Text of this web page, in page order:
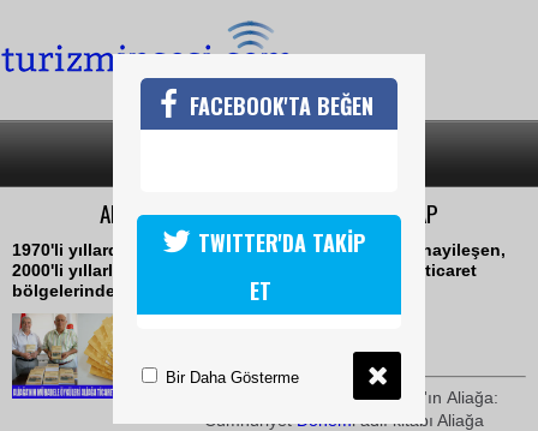
ALİAĞA TİCARET ODASINDAN YENİ KİTAP
1970'li yıllarda başlayıp ve 80-90'lı yıllarda hızla sanayileşen,
2000'li yıllarla birlikte Türkiye'nin en büyük sanayi ticaret
bölgelerinden biri olan Aliağa, tarihini arıyor
ci Yazar Cevat Yıldırım'ın Aliağa:
CumhuriyetDönemi adlı kitabı Aliağa
FACEBOOK'TA BEĞEN
TWITTER'DA TAKİP
ET
Bir Daha Gösterme